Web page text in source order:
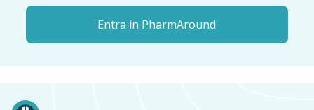
Entra in PharmAround